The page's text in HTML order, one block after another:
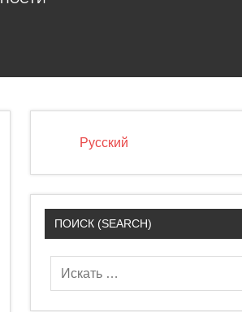
Русский
ПОИСК (SEARCH)